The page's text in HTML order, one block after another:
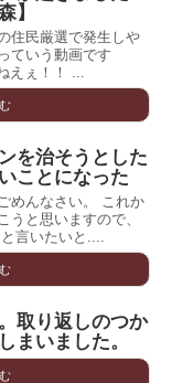
】
住民厳選で発生しや
ていう動画です
ぇ！！ ...
を治そうとした
ことになった
めんなさい。 これか
うと思いますので、
言いたいと....
取り返しのつか
まいました。